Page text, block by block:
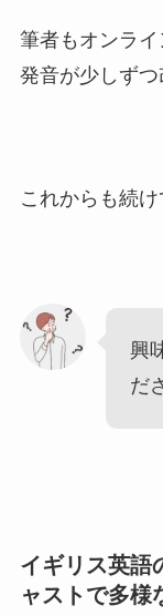
筆者もオンライ
発音が少しずつ
これからも続け
興
だ
イギリス英語
ャストで多様